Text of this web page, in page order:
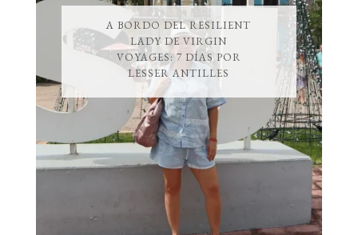
A BORDO DEL RESILIENT
LADY DE VIRGIN
VOYAGES: 7 DÍAS POR
LESSER ANTILLES